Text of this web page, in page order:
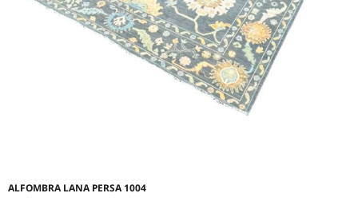
ALFOMBRA LANA PERSA 1004